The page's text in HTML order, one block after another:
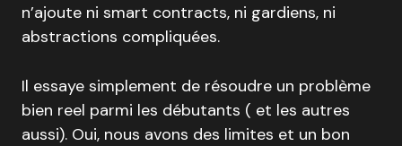
n’ajoute ni smart contracts, ni gardiens, ni
abstractions compliquées.
Il essaye simplement de résoudre un problème
bien reel parmi les débutants ( et les autres
aussi). Oui, nous avons des limites et un bon